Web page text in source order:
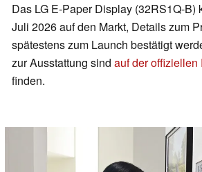
Das LG E-Paper Display (32RS1Q-B)
Juli 2026 auf den Markt, Details zum
spätestens zum Launch bestätigt
zur Ausstattung sind auf der offiziellen
finden.